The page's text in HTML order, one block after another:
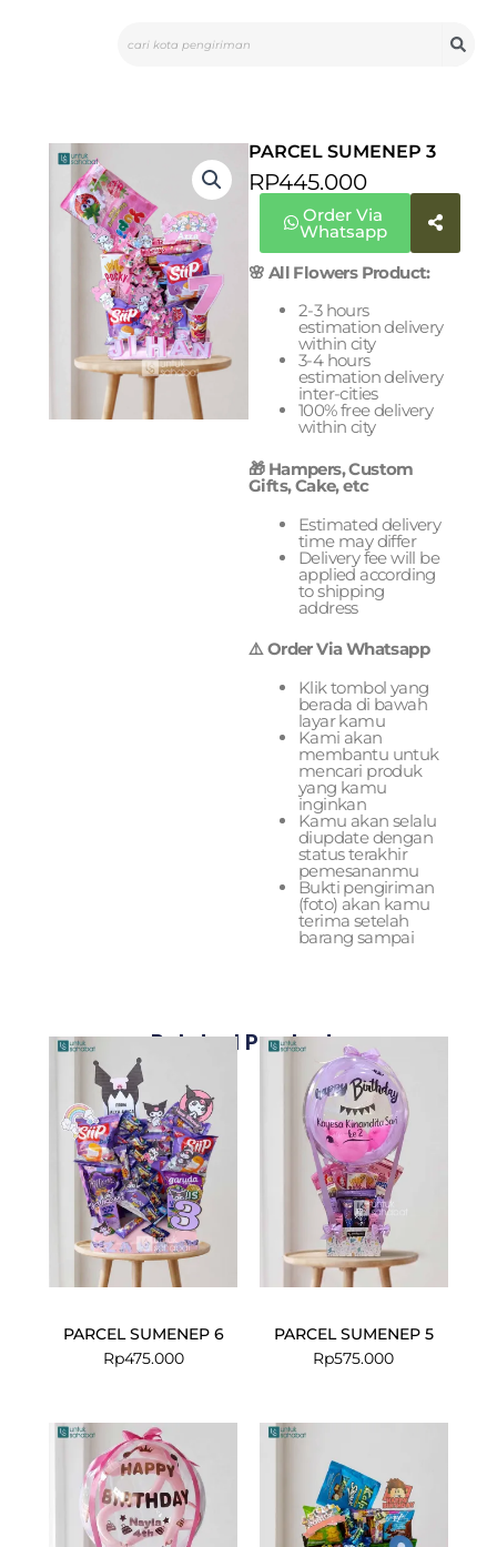
PARCEL SUMENEP 3
RP445.000
Order Via
Whatsapp
🌸 All Flowers Product:
2-3 hours
estimation delivery
within city
3-4 hours
estimation delivery
inter-cities
100% free delivery
within city
🎁 Hampers, Custom
Gifts, Cake, etc
Estimated delivery
time may differ
Delivery fee will be
applied according
to shipping
address
⚠️ Order Via Whatsapp
Klik tombol yang
berada di bawah
layar kamu
Kami akan
membantu untuk
mencari produk
yang kamu
inginkan
Kamu akan selalu
diupdate dengan
status terakhir
pemesananmu
Bukti pengiriman
(foto) akan kamu
terima setelah
barang sampai
Related Products
PARCEL SUMENEP 6
Rp475.000
PARCEL SUMENEP 5
Rp575.000